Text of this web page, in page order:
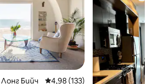
Бийч Средна оценка: 4,98 от 5,
4,98 (133)